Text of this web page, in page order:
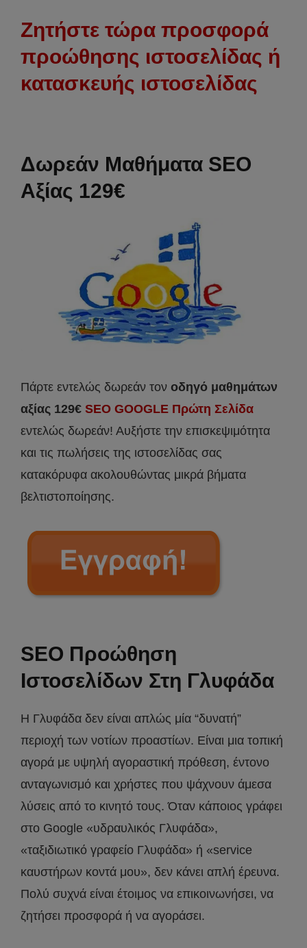
Ζητήστε τώρα προσφορά
προώθησης ιστοσελίδας ή
κατασκευής ιστοσελίδας
Δωρεάν Μαθήματα SEO
Αξίας 129€
Πάρτε εντελώς δωρεάν τον οδηγό μαθημάτων
αξίας 129€ SEO GOOGLE Πρώτη Σελίδα
εντελώς δωρεάν! Αυξήστε την επισκεψιμότητα
και τις πωλήσεις της ιστοσελίδας σας
κατακόρυφα ακολουθώντας μικρά βήματα
βελτιστοποίησης.
SEO Προώθηση
Ιστοσελίδων Στη Γλυφάδα
Η Γλυφάδα δεν είναι απλώς μία “δυνατή”
περιοχή των νοτίων προαστίων. Είναι μια τοπική
αγορά με υψηλή αγοραστική πρόθεση, έντονο
ανταγωνισμό και χρήστες που ψάχνουν άμεσα
λύσεις από το κινητό τους. Όταν κάποιος γράφει
στο Google «υδραυλικός Γλυφάδα»,
«ταξιδιωτικό γραφείο Γλυφάδα» ή «service
καυστήρων κοντά μου», δεν κάνει απλή έρευνα.
Πολύ συχνά είναι έτοιμος να επικοινωνήσει, να
ζητήσει προσφορά ή να αγοράσει.